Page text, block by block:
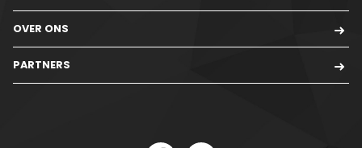
OVER ONS
PARTNERS